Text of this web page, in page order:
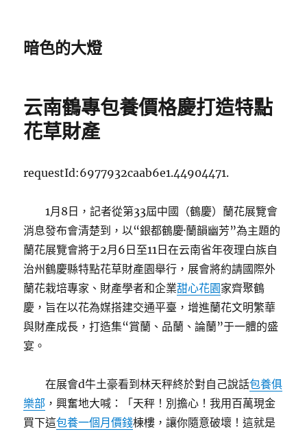
暗色的大燈
云南鶴專包養價格慶打造特點
花草財產
requestId:6977932caab6e1.44904471.
1月8日，記者從第33屆中國（鶴慶）蘭花展覽會
消息發布會清楚到，以“銀都鶴慶·蘭韻幽芳”為主題的
蘭花展覽會將于2月6日至11日在云南省年夜理白族自
治州鶴慶縣特點花草財產園舉行，展會將約請國際外
蘭花栽培專家、財產學者和企業甜心花園家齊聚鶴
慶，旨在以花為媒搭建交通平臺，增進蘭花文明繁華
與財產成長，打造集“賞蘭、品蘭、論蘭”于一體的盛
宴。
在展會d牛土豪看到林天秤終於對自己說話包養俱
樂部 ，興奮地大喊：「天秤！別擔心！我用百萬現金
買下這包養一個月價錢棟樓，讓你隨意破壞！這就是